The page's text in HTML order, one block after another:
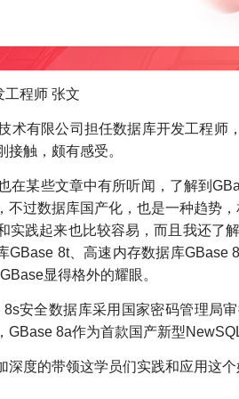
工程师 张文
术有限公司担任数据库开发工程
触，颇有感受。
在某些文章中有所听闻，了解到
不过数据库国产化，也是一种趋势
实践起来也比较容易，而且我还
GBase 8t、高速内存数据库
显得格外的耀眼。
安全数据库采用国家密码管理局
8a作为首款国产新型
度的带领这学员们实践和应用这